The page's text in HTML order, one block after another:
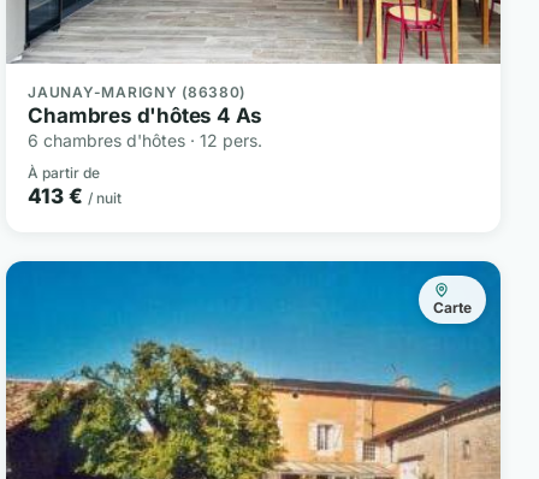
JAUNAY-MARIGNY (86380)
Chambres d'hôtes 4 As
6 chambres d'hôtes · 12 pers.
À partir de
413 €/ nuit
Carte